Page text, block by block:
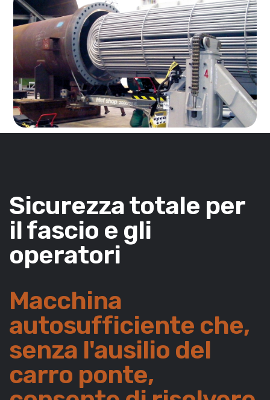
Sicurezza totale per
il fascio e gli
operatori
Macchina
autosufficiente che,
senza l'ausilio del
carro ponte,